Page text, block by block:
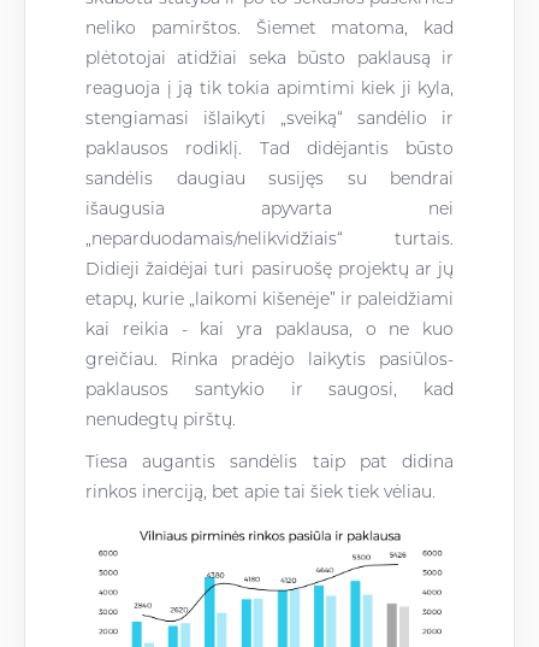
neliko pamirštos. Šiemet matoma, kad
plėtotojai atidžiai seka būsto paklausą ir
reaguoja į ją tik tokia apimtimi kiek ji kyla,
stengiamasi išlaikyti „sveiką“ sandėlio ir
paklausos rodiklį. Tad didėjantis būsto
sandėlis daugiau susijęs su bendrai
išaugusia apyvarta nei
„neparduodamais/nelikvidžiais“ turtais.
Didieji žaidėjai turi pasiruošę projektų ar jų
etapų, kurie „laikomi kišenėje” ir paleidžiami
kai reikia - kai yra paklausa, o ne kuo
greičiau. Rinka pradėjo laikytis pasiūlos-
paklausos santykio ir saugosi, kad
nenudegtų pirštų.
Tiesa augantis sandėlis taip pat didina
rinkos inerciją, bet apie tai šiek tiek vėliau.